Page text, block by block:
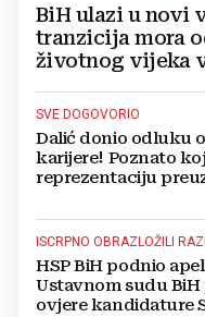
BiH ulazi u novi
tranzicija mora
životnog vijeka
SVE DOGOVORIO
Dalić donio odluku
karijere! Poznato
reprezentaciju
ISCRPNO OBRAZLOŽILI
HSP BiH podnio
Ustavnom sudu
ovjere kandidature